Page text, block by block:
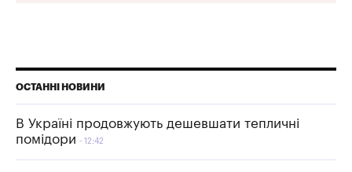
ОСТАННІ НОВИНИ
В Україні продовжують дешевшати тепличні
помідори
12:42